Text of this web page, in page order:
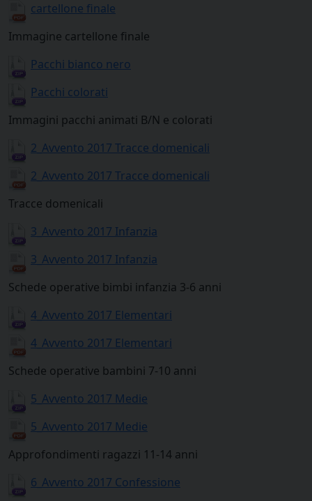
cartellone finale
Immagine cartellone finale
Pacchi bianco nero
Pacchi colorati
Immagini pacchi animati B/N e colorati
2_Avvento 2017 Tracce domenicali
2_Avvento 2017 Tracce domenicali
Tracce domenicali
3_Avvento 2017 Infanzia
3_Avvento 2017 Infanzia
Schede operative bimbi infanzia 3-6 anni
4_Avvento 2017 Elementari
4_Avvento 2017 Elementari
Schede operative bambini 7-10 anni
5_Avvento 2017 Medie
5_Avvento 2017 Medie
Approfondimenti ragazzi 11-14 anni
6_Avvento 2017 Confessione